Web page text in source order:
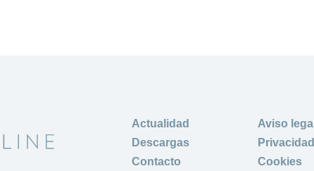
Actualidad
Descargas
Contacto
Aviso legal
Privacidad
Cookies